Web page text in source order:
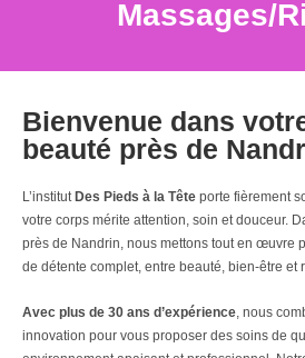
Massages/
Bienvenue dans
beauté près de
L’institut Des Pieds à la Tête porte fièrement
votre corps mérite attention, soin et douceur.
près de Nandrin, nous mettons tout en œuvre
de détente complet, entre beauté, bien-être et
Avec plus de 30 ans d’expérience , nous
innovation pour vous proposer des soins de